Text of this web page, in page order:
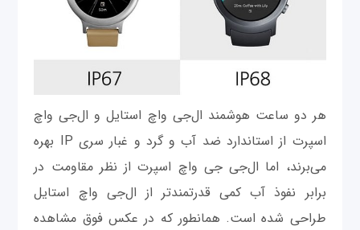
هر دو ساعت هوشمند ال‌جی واچ استایل و ال‌جی واچ
اسپرت از استاندارد ضد آب و گرد و غبار سری IP بهره
می‌برند، اما ال‌جی جی واچ اسپرت از نظر مقاومت در
برابر نفوذ آب کمی قدرتمندتر از ال‌جی واچ استایل
طراحی شده است. همانطور که در عکس فوق مشاهده